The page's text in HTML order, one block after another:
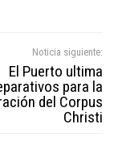
Noticia siguiente:
El Puerto ultima
para la
del Corpus
Christi